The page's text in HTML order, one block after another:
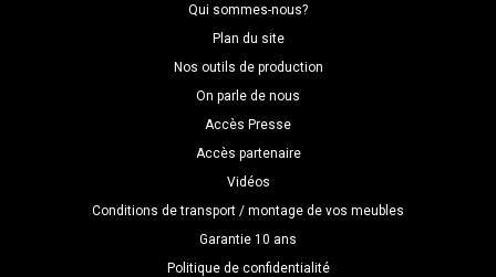
Qui sommes-nous?
Plan du site
Nos outils de production
On parle de nous
Accès Presse
Accès partenaire
Vidéos
Conditions de transport / montage de vos meubles
Garantie 10 ans
Politique de confidentialité